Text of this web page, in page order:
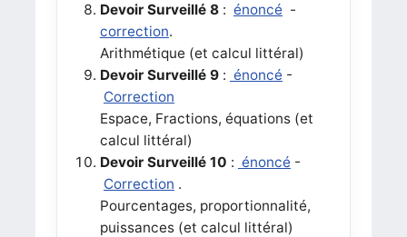
Devoir Surveillé 8: énoncé -
correction.
Arithmétique (et calcul littéral)
Devoir Surveillé 9: énoncé -
Correction
Espace, Fractions, équations (et
calcul littéral)
Devoir Surveillé 10 : énoncé -
Correction .
Pourcentages, proportionnalité,
puissances (et calcul littéral)